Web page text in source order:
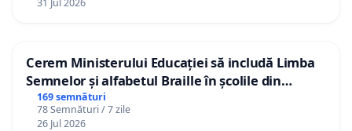
Cerem Ministerului Educației să includă Limba
Semnelor și alfabetul Braille în școlile din
Republica Moldova!
169 semnături
78 Semnături / 7 zile
26 Jul 2026